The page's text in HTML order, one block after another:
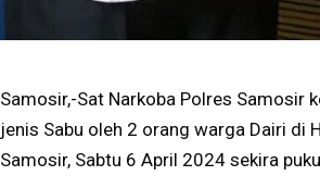
Samosir,-Sat Narkoba Polres Samosir
jenis Sabu oleh 2 orang warga Dairi di
Samosir, Sabtu 6 April 2024 sekira